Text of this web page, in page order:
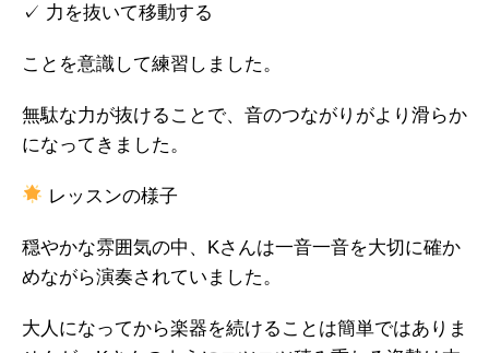
✓ 力を抜いて移動する
ことを意識して練習しました。
無駄な力が抜けることで、音のつながりがより滑らか
になってきました。
レッスンの様子
穏やかな雰囲気の中、Kさんは一音一音を大切に確か
めながら演奏されていました。
大人になってから楽器を続けることは簡単ではありま